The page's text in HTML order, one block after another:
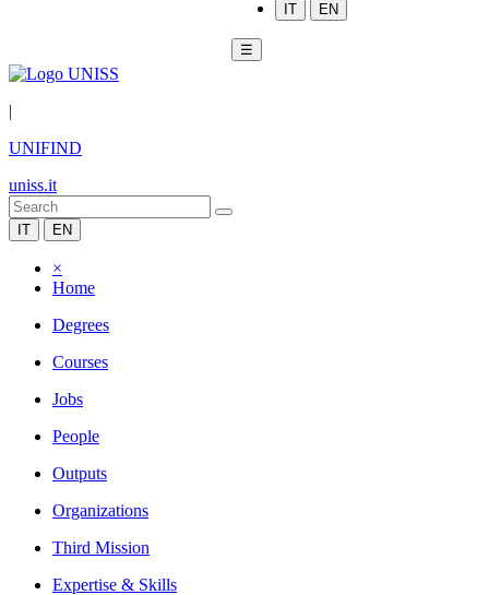
IT EN
☰
|
UNIFIND
uniss.it
IT EN
×
Home
Degrees
Courses
Jobs
People
Outputs
Organizations
Third Mission
Expertise & Skills